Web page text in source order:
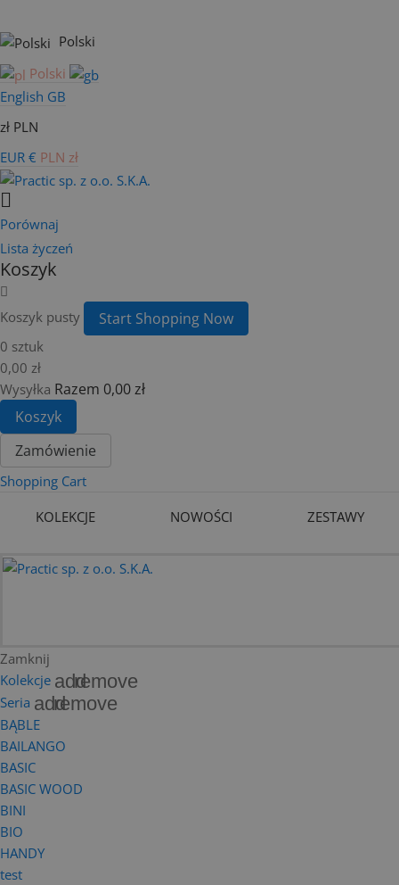
Polski
Polski
English GB
zł PLN
EUR € PLN zł
Porównaj
Lista życzeń
Koszyk
Koszyk pusty Start Shopping Now
0 sztuk
0,00 zł
Wysyłka Razem 0,00 zł
Koszyk
Zamówienie
Shopping Cart
KOLEKCJE
NOWOŚCI ZESTAWY
Zamknij
Kolekcje addremove
Seria addremove
BĄBLE
BAILANGO
BASIC
BASIC WOOD
BINI
BIO
HANDY
test